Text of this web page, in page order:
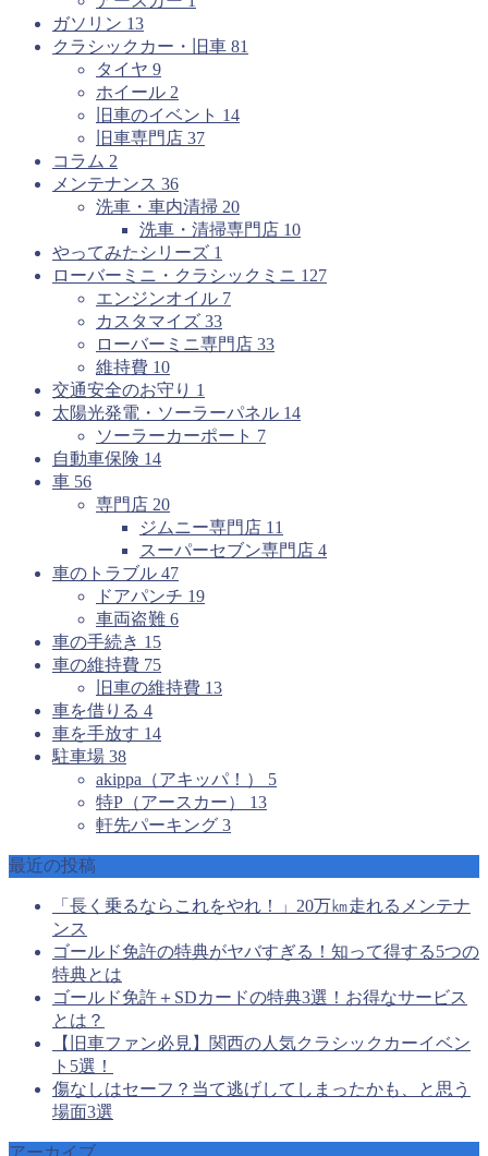
ガソリン 13
クラシックカー・旧車 81
タイヤ 9
ホイール 2
旧車のイベント 14
旧車専門店 37
コラム 2
メンテナンス 36
洗車・車内清掃 20
洗車・清掃専門店 10
やってみたシリーズ 1
ローバーミニ・クラシックミニ 127
エンジンオイル 7
カスタマイズ 33
ローバーミニ専門店 33
維持費 10
交通安全のお守り 1
太陽光発電・ソーラーパネル 14
ソーラーカーポート 7
自動車保険 14
車 56
専門店 20
ジムニー専門店 11
スーパーセブン専門店 4
車のトラブル 47
ドアパンチ 19
車両盗難 6
車の手続き 15
車の維持費 75
旧車の維持費 13
車を借りる 4
車を手放す 14
駐車場 38
akippa（アキッパ！） 5
特P（アースカー） 13
軒先パーキング 3
最近の投稿
「長く乗るならこれをやれ！」20万㎞走れるメンテナ
ンス
ゴールド免許の特典がヤバすぎる！知って得する5つの
特典とは
ゴールド免許＋SDカードの特典3選！お得なサービス
とは？
【旧車ファン必見】関西の人気クラシックカーイベン
ト5選！
傷なしはセーフ？当て逃げしてしまったかも、と思う
場面3選